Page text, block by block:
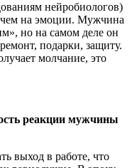
нейробиологов)
чем на эмоции. Мужчина
но на самом деле он
подарки, защиту.
молчание, это
реакции мужчины
выход в работе, что